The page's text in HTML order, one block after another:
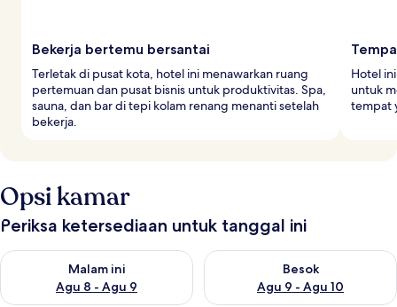
Bekerja bertemu bersantai
Terletak di pusat kota, hotel ini menawarkan ruang
pertemuan dan pusat bisnis untuk produktivitas. Spa,
sauna, dan bar di tepi kolam renang menanti setelah
bekerja.
Hotel
untuk
tempat
Opsi kamar
Periksa ketersediaan untuk tanggal ini
Malam ini
Agu 8 - Agu 9
Periksa ketersediaan untuk malam ini Agu 8 - Agu 9
Besok
Agu 9 - Agu 10
Periksa ketersediaan untuk